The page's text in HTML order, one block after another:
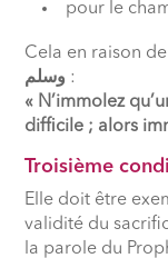
pour le
Cela en raison
وسلم :
« N’immolez
difficile ; alors
Troisième
Elle doit être
validité du
la parole du